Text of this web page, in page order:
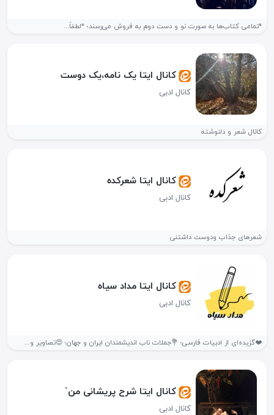
*تمامی کتاب‌ها به صورت نو و دست دوم به فروش می‌رسند؛ *لطفاً...
کانال ایتا یک نامه،یک دوست
کانال ادبی
کانال شعر و دلنوشته
کانال ایتا شعرکده
کانال ادبی
شعرهای جذاب ودوست داشتنی
کانال ایتا مداد سیاه
کانال ادبی
❤️گزیده‌ای از ادبیات فارسی؛ 💐جملات ناب اندیشمندان ایران و جهان؛ 😍تصاویر و...
کانال ایتا شرح پریشانی من`
کانال ادبی